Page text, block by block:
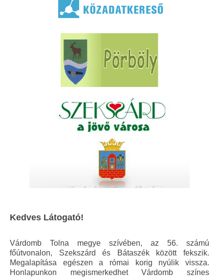
Kedves Látogató!
Várdomb Tolna megye szívében, az 56. számú
főútvonalon, Szekszárd és Bátaszék között fekszik.
Megalapítása egészen a római korig nyúlik vissza.
Honlapunkon megismerkedhet Várdomb színes